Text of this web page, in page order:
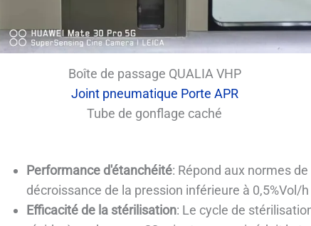
Boîte de passage QUALIA VHP
Joint pneumatique Porte APR
Tube de gonflage caché
Performance d'étanchéité: Répond aux normes
décroissance de la pression inférieure à 0,5%Vol/
Efficacité de la stérilisation: Le cycle de